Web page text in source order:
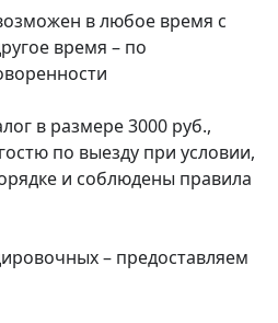
в любое время с
время – по
в размере 3000 руб.,
по выезду при условии,
и соблюдены правила
– предоставляем